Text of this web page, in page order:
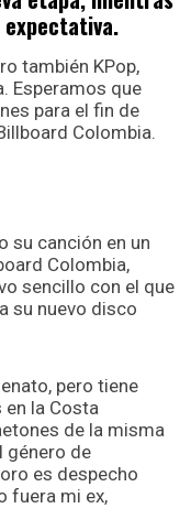
expectativa.
también KPop,
Esperamos que
para el fin de
Colombia.
su canción en un
Colombia,
sencillo con el que
su nuevo disco
pero tiene
la Costa
de la misma
género de
es despecho
fuera mi ex,